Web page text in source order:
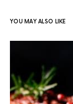
YOU MAY ALSO LIKE